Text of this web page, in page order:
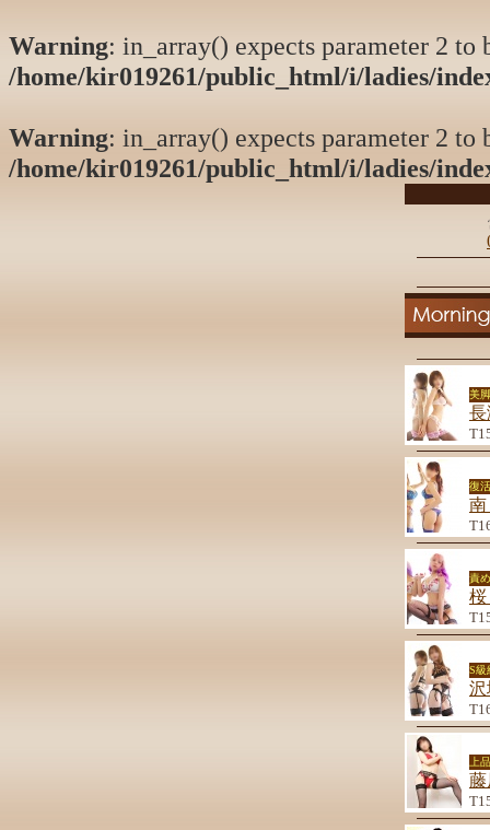
Warning: in_array() expects parameter 2 to
/home/kir019261/public_html/i/ladies/
Warning: in_array() expects parameter 2 to
/home/kir019261/public_html/i/ladies/
美
長
復
南
責
桜
S級
沢
上
藤